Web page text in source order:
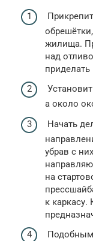
жилища.
над
а около
Начать
убрав с
на
к каркасу.
Подобным